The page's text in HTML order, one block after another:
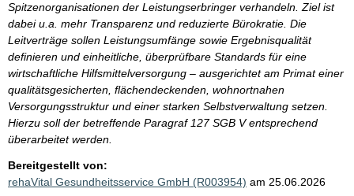
Spitzenorganisationen der Leistungserbringer verhandeln. Ziel ist
dabei u.a. mehr Transparenz und reduzierte Bürokratie. Die
Leitverträge sollen Leistungsumfänge sowie Ergebnisqualität
definieren und einheitliche, überprüfbare Standards für eine
wirtschaftliche Hilfsmittelversorgung – ausgerichtet am Primat einer
qualitätsgesicherten, flächendeckenden, wohnortnahen
Versorgungsstruktur und einer starken Selbstverwaltung setzen.
Hierzu soll der betreffende Paragraf 127 SGB V entsprechend
überarbeitet werden.
Bereitgestellt von:
rehaVital Gesundheitsservice GmbH (R003954) am 25.06.2026